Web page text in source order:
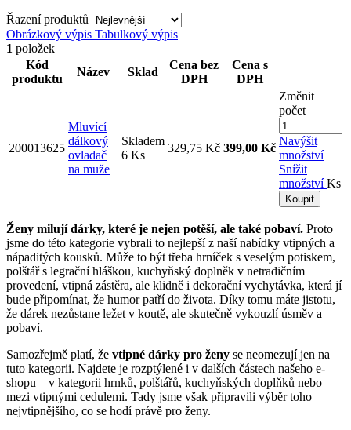
Řazení produktů
Obrázkový výpis Tabulkový výpis
1 položek
Kód
produktu
Název Sklad
Cena bez
DPH
Cena s
DPH
200013625
Mluvící
dálkový
ovladač
na muže
Skladem
6 Ks
329,75 Kč 399,00 Kč
Změnit
počet
Navýšit
množství
Snížit
množstvíKs
Koupit
Ženy milují dárky, které je nejen potěší, ale také pobaví. Proto
jsme do této kategorie vybrali to nejlepší z naší nabídky vtipných a
nápaditých kousků. Může to být třeba hrníček s veselým potiskem,
polštář s legrační hláškou, kuchyňský doplněk v netradičním
provedení, vtipná zástěra, ale klidně i dekorační vychytávka, která jí
bude připomínat, že humor patří do života. Díky tomu máte jistotu,
že dárek nezůstane ležet v koutě, ale skutečně vykouzlí úsměv a
pobaví.
Samozřejmě platí, že vtipné dárky pro ženy se neomezují jen na
tuto kategorii. Najdete je rozptýlené i v dalších částech našeho e-
shopu – v kategorii hrnků, polštářů, kuchyňských doplňků nebo
mezi vtipnými cedulemi. Tady jsme však připravili výběr toho
nejvtipnějšího, co se hodí právě pro ženy.